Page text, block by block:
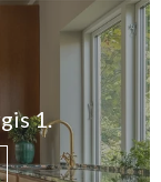
1.